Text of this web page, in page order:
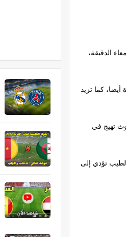
الدقيقة،
كما تزيد
تهيج في
تؤدي إلى